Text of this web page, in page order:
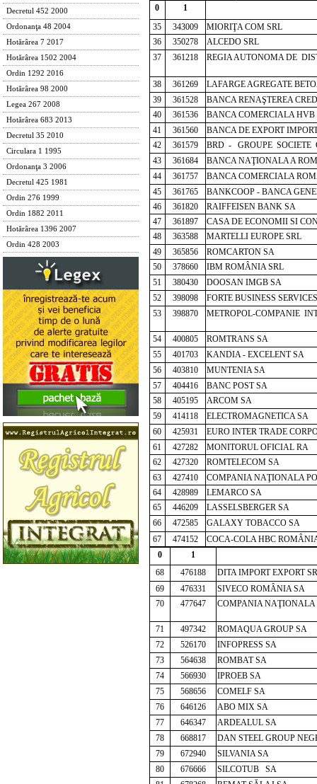
Decretul 452 2000
Ordonanţa 48 2004
Hotărârea 7 2017
Hotărârea 1502 2004
Ordin 1292 2016
Hotărârea 98 2000
Legea 267 2008
Hotărârea 683 2013
Decretul 35 2010
Circulara 1 1995
Ordonanţa 3 2006
Decretul 425 1981
Ordin 276 1999
Ordin 1882 2011
Hotărârea 1396 2007
Ordin 428 2003
0
1
35
343009
MIORIŢA COM SRL
36
350278
ALCEDO SRL
37
361218 REGIA AUTONOMA DE
38 361269
LAFARGE AGREGATE
39
361528
BANCA RENAŞTEREA
40
361536
BANCA COMERCIALA
41
361560
BANCA DE EXPORT
42
361579
BRD - GROUPE SOCIETE
43
361684
BANCA NAŢIONALA A
44
361757
BANCA COMERCIALA
45
361765
BANKCOOP - BANCA
46
361820
RAIFFEISEN BANK SA
47
361897
CASA DE ECONOMII SI
48
363588
MARTELLI EUROPE SRL
49
365856
ROMCARTON SA
50
378660
IBM ROMÂNIA SRL
51
380430
DOOSAN IMGB SA
52
398098
FORTE BUSINESS
53
398870 METROPOL-COMPANIE
54 400805
ROMTRANS SA
55
401703
KANDIA - EXCELENT SA
56
403810
MUNTENIA SA
57
404416
BANC POST SA
58
405195
ARCOM SA
59
414118
ELECTROMAGNETICA SA
60
425931
EURO INTER TRADE
61
427282
MONITORUL OFICIAL RA
62
427320
ROMTELECOM SA
63
427410
COMPANIA NAŢIONALA
64
428989
LEMARCO SA
65
446209
LASSELSBERGER SA
66
472585
GALAXY TOBACCO SA
67
474152
COCA-COLA HBC
0
1
68
476188
DITA IMPORT EXPORT
69
476331
SIVECO ROMÂNIA SA
70
477647 COMPANIA NAŢIONALA
71 497342
ROMAQUA GROUP SA
72
526170
INFOPRESS SA
73
564638
ROMBAT SA
74
566930
IPROEB SA
75
568656
COMELF SA
76
646126
ABO MIX SA
77
646347
ARDEALUL SA
78
668817 DAN STEEL GROUP
79
672940
SILVANIA SA
80
676666
SILCOTUB SA